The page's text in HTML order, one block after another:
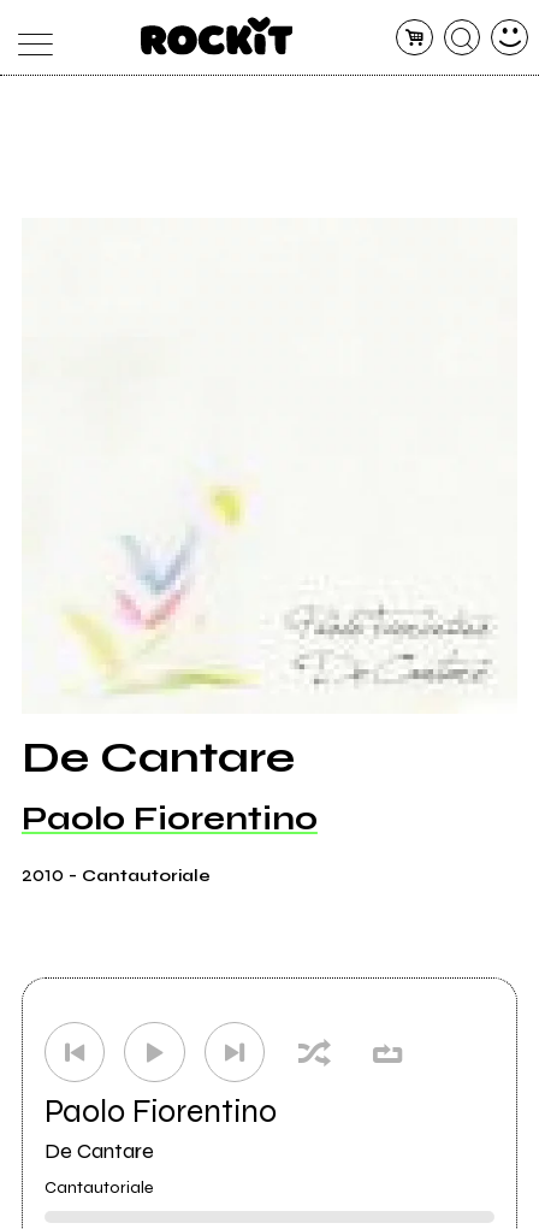
De Cantare
Paolo Fiorentino
2010- Cantautoriale
Paolo Fiorentino
De Cantare
Cantautoriale